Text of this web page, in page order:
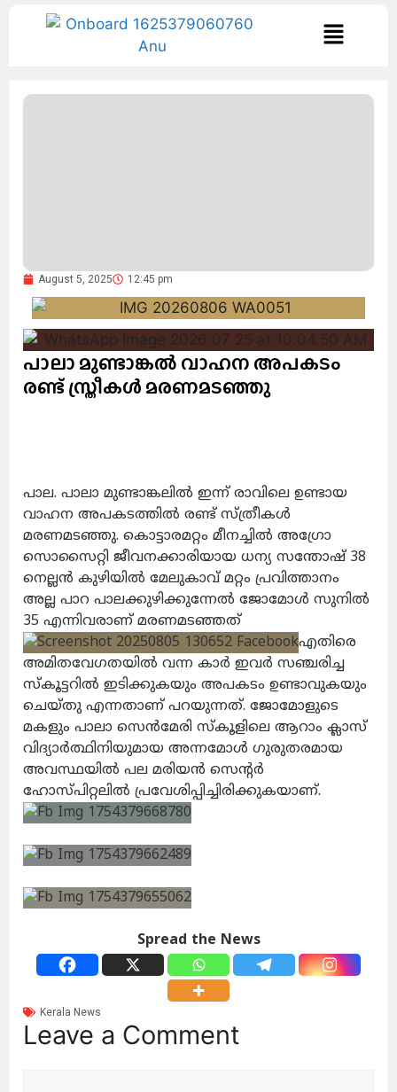
August 5, 2025 12:45 pm
പാലാ മുണ്ടാങ്കൽ വാഹന അപകടം
രണ്ട് സ്ത്രീകൾ മരണമടഞ്ഞു
പാല. പാലാ മുണ്ടാങ്കലിൽ ഇന്ന് രാവിലെ ഉണ്ടായ
വാഹന അപകടത്തിൽ രണ്ട് സ്ത്രീകൾ
മരണമടഞ്ഞു. കൊട്ടാരമറ്റം മീനച്ചിൽ അഗ്രോ
സൊസൈറ്റി ജീവനക്കാരിയായ ധന്യ സന്തോഷ് 38
നെല്ലൻ കുഴിയിൽ മേലുകാവ് മറ്റം പ്രവിത്താനം
അല്ല പാറ പാലക്കുഴിക്കുന്നേൽ ജോമോൾ സുനിൽ
35 എന്നിവരാണ് മരണമടഞ്ഞത്
എതിരെ
അമിതവേഗതയിൽ വന്ന കാർ ഇവർ സഞ്ചരിച്ച
സ്കൂട്ടറിൽ ഇടിക്കുകയും അപകടം ഉണ്ടാവുകയും
ചെയ്തു എന്നതാണ് പറയുന്നത്. ജോമോളുടെ
മകളും പാലാ സെൻമേരി സ്കൂളിലെ ആറാം ക്ലാസ്
വിദ്യാർത്ഥിനിയുമായ അന്നമോൾ ഗുരുതരമായ
അവസ്ഥയിൽ പല മരിയൻ സെന്റർ
ഹോസ്പിറ്റലിൽ പ്രവേശിപ്പിച്ചിരിക്കുകയാണ്.
Spread the News
Kerala News
Leave a Comment